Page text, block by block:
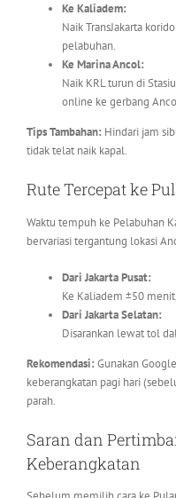
Ke Kaliadem:
Naik TransJakarta
pelabuhan.
Ke Marina Ancol:
Naik KRL turun di
online ke gerbang
Tips Tambahan: Hindari jam
tidak telat naik kapal.
Rute Tercepat ke
Waktu tempuh ke Pelabuhan
bervariasi tergantung lokasi
Dari Jakarta Pusat:
Ke Kaliadem ±50
Dari Jakarta Selatan:
Disarankan lewat tol
Rekomendasi: Gunakan
keberangkatan pagi hari
parah.
Saran dan
Keberangkatan